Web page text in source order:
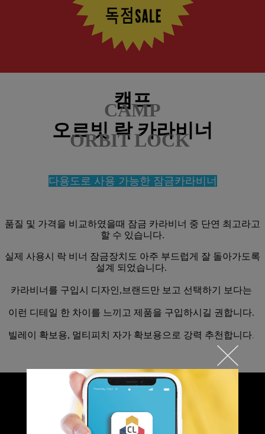
캠프
CAMP
오르빗 락 카라비너
ORBIT LOCK
다용도로 사용 가능한 잠금카라비너
품질 및 가격을 비교하였을때 잠금 카라비너 중 단연 최고라고
할 수 있습니다.
실제 사용시 락 비너 잠금장치도 아주 부드럽게 잘 돌아가도록
설계 되었습니다.
카라비너를 구입시 디자인,브랜드만 보고 선택하기 보다는
이런 디테일 한 차이를 느끼고 제품을 구입하시길 권합니다.
빌레이 확보용, 멀티피치 자가 확보용으로 강력 추천합니다.